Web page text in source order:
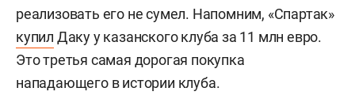
реализовать его не сумел. Напомним, «Спартак»
купил Даку у казанского клуба за 11 млн евро.
Это третья самая дорогая покупка
нападающего в истории клуба.